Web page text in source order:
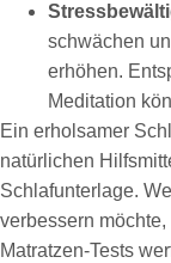
schwächen
erhöhen.
Meditation
Ein erholsamer
natürlichen
Schlafunterlage.
verbessern
Matratzen-Tests